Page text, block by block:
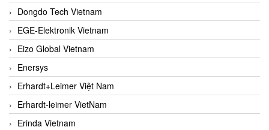
Dongdo Tech Vietnam
EGE-Elektronik Vietnam
Eizo Global Vietnam
Enersys
Erhardt+Leimer Việt Nam
Erhardt-leimer VietNam
Erinda Vietnam